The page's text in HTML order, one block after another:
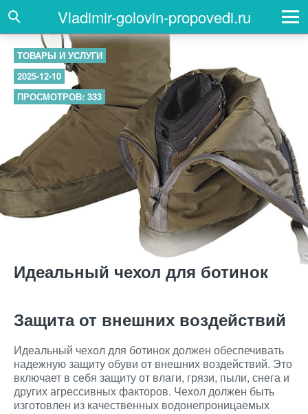
Vladimir-golovin-propovedi.ru
ТОВАРЫ И УСЛУГИ
2025-12-10
ПРОСМОТРОВ: 333
Идеальный чехол для ботинок
Защита от внешних воздействий
Идеальный чехол для ботинок должен обеспечивать
надежную защиту обуви от внешних воздействий. Это
включает в себя защиту от влаги, грязи, пыли, снега и
других агрессивных факторов. Чехол должен быть
изготовлен из качественных водонепроницаемых